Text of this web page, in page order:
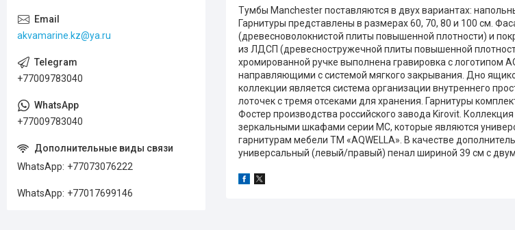
Тумбы Manchester поставляются в двух вариантах:
Гарнитуры представлены в размерах 60, 70, 80 и 100 см.
(древесноволокнистой плиты повышенной плотности) и
из ЛДСП (древесностружечной плиты повышенной
хромированной ручке выполнена гравировка с логотипом
направляющими с системой мягкого закрывания. Дно
коллекции является система организации внутреннего
лоточек с тремя отсеками для хранения. Гарнитуры
Фостер производства российского завода Kirovit.
зеркальными шкафами серии МС, которые являются
гарнитурам мебели ТМ «AQWELLA». В качестве
универсальный (левый/правый) пенал шириной 39 см с
akvamarine.kz@ya.ru
+77009783040
+77009783040
WhatsApp +77073076222
WhatsApp +77017699146